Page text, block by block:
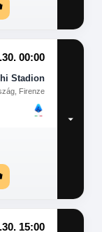
00:00
Stadion
Firenze
15:00